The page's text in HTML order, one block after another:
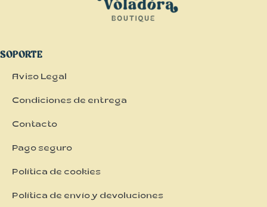
SOPORTE
Aviso Legal
Condiciones de entrega
Contacto
Pago seguro
Política de cookies
Política de envío y devoluciones